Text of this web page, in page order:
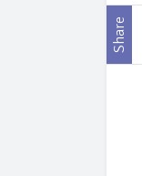
Share